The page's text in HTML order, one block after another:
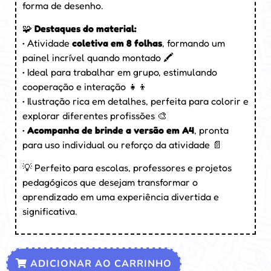
forma de desenho.
🧩 Destaques do material:
• Atividade coletiva em 8 folhas, formando um
painel incrível quando montado 🖍️
• Ideal para trabalhar em grupo, estimulando
cooperação e interação 👧👦
• Ilustração rica em detalhes, perfeita para colorir e
explorar diferentes profissões 🎨
• Acompanha de brinde a versão em A4, pronta
para uso individual ou reforço da atividade 📄
💡 Perfeito para escolas, professores e projetos
pedagógicos que desejam transformar o
aprendizado em uma experiência divertida e
significativa.
ADICIONAR AO CARRINHO